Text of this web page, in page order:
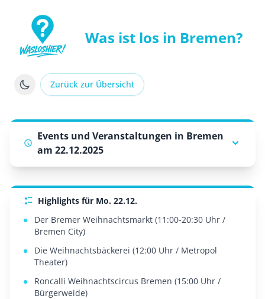
WasLosHier - Dein Portal für Events und
Was ist los in Bremen?
Zurück zur Übersicht
Events und Veranstaltungen in Bremen
am 22.12.2025
Highlights für Mo. 22.12.
Der Bremer Weihnachtsmarkt (11:00-20:30 Uhr /
Bremen City)
Die Weihnachtsbäckerei (12:00 Uhr / Metropol
Theater)
Roncalli Weihnachtscircus Bremen (15:00 Uhr /
Bürgerweide)